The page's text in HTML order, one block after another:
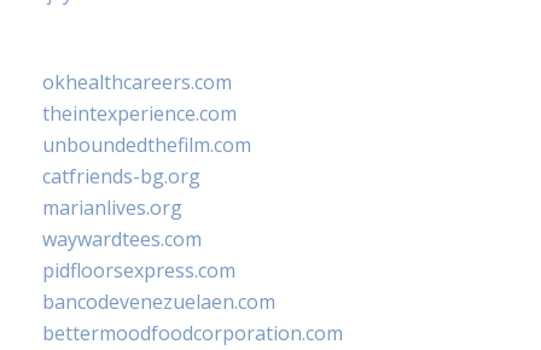
okhealthcareers.com
theintexperience.com
unboundedthefilm.com
catfriends-bg.org
marianlives.org
waywardtees.com
pidfloorsexpress.com
bancodevenezuelaen.com
bettermoodfoodcorporation.com